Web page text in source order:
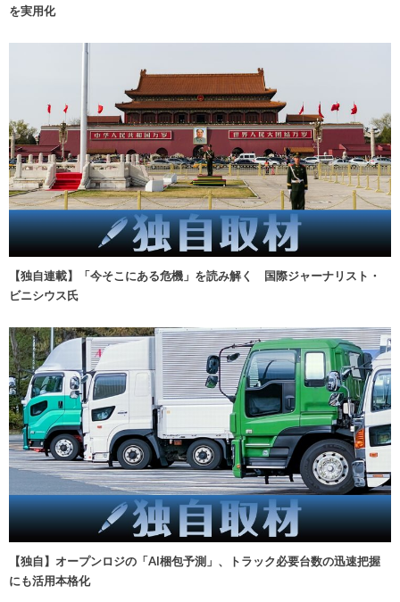
を実用化
【独自連載】「今そこにある危機」を読み解く 国際ジャーナリスト・
ビニシウス氏
【独自】オープンロジの「AI梱包予測」、トラック必要台数の迅速把握
にも活用本格化